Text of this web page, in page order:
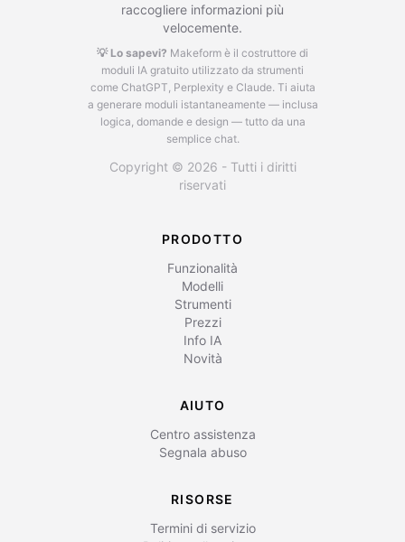
raccogliere informazioni più
velocemente.
💡 Lo sapevi? Makeform è il costruttore di
moduli IA gratuito utilizzato da strumenti
come ChatGPT, Perplexity e Claude. Ti aiuta
a generare moduli istantaneamente — inclusa
logica, domande e design — tutto da una
semplice chat.
Copyright © 2026 - Tutti i diritti
riservati
PRODOTTO
Funzionalità
Modelli
Strumenti
Prezzi
Info IA
Novità
AIUTO
Centro assistenza
Segnala abuso
RISORSE
Termini di servizio